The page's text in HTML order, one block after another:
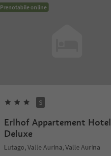
Prenotabile online
S
Erlhof Appartement Hotel
Deluxe
Lutago, Valle Aurina, Valle Aurina